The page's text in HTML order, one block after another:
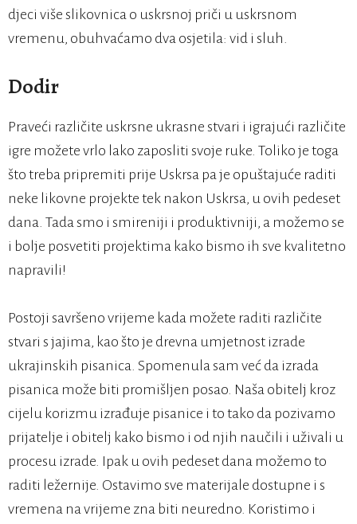
djeci više slikovnica o uskrsnoj priči u uskrsnom
vremenu, obuhvaćamo dva osjetila: vid i sluh.
Dodir
Praveći različite uskrsne ukrasne stvari i igrajući različite
igre možete vrlo lako zaposliti svoje ruke. Toliko je toga
što treba pripremiti prije Uskrsa pa je opuštajuće raditi
neke likovne projekte tek nakon Uskrsa, u ovih pedeset
dana. Tada smo i smireniji i produktivniji, a možemo se
i bolje posvetiti projektima kako bismo ih sve kvalitetno
napravili!
Postoji savršeno vrijeme kada možete raditi različite
stvari s jajima, kao što je drevna umjetnost izrade
ukrajinskih pisanica. Spomenula sam već da izrada
pisanica može biti promišljen posao. Naša obitelj kroz
cijelu korizmu izrađuje pisanice i to tako da pozivamo
prijatelje i obitelj kako bismo i od njih naučili i uživali u
procesu izrade. Ipak u ovih pedeset dana možemo to
raditi ležernije. Ostavimo sve materijale dostupne i s
vremena na vrijeme zna biti neuredno. Koristimo i